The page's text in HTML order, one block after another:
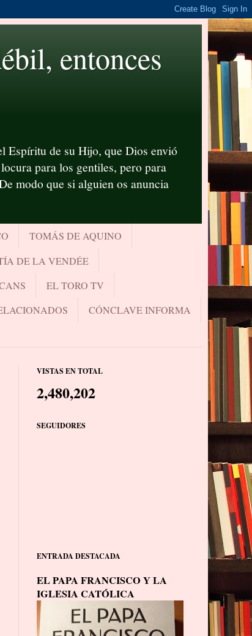
entonces
Espíritu de su Hijo, que Dios envió
para los gentiles, pero para
modo que si alguien os anuncia
TOMÁS DE AQUINO
DE LA VENDÉE
EL TORO TV
CÓNCLAVE INFORMA
VISTAS EN TOTAL
2,480,202
SEGUIDORES
ENTRADA DESTACADA
EL PAPA FRANCISCO Y LA
IGLESIA CATÓLICA